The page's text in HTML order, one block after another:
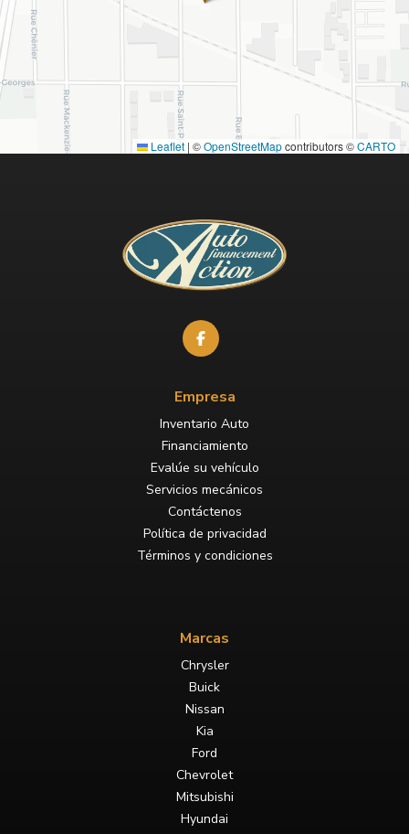
Leaflet | ©OpenStreetMapcontributors ©CARTO
Empresa
Inventario Auto
Financiamiento
Evalúe su vehículo
Servicios mecánicos
Contáctenos
Política de privacidad
Términos y condiciones
Marcas
Chrysler
Buick
Nissan
Kia
Ford
Chevrolet
Mitsubishi
Hyundai